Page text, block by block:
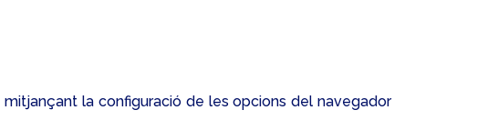
la configuració de les opcions del navegador